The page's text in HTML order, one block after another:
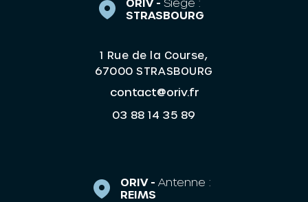
STRASBOURG
1 Rue de la Course,
67000 STRASBOURG
contact@oriv.fr
03 88 14 35 89
ORIV - Antenne :
REIMS